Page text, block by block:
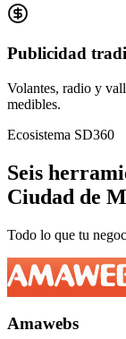
Publicidad
Volantes, radio y
medibles.
Ecosistema SD360
Seis
Ciudad de
Todo lo que tu
Amawebs